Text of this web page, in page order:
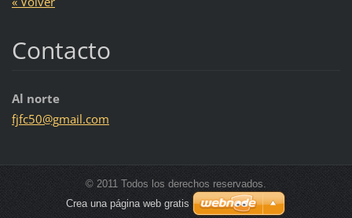
Contacto
Al norte
fjfc50@gmail.com
© 2011 Todos los derechos reservados.
Crea una página web gratis